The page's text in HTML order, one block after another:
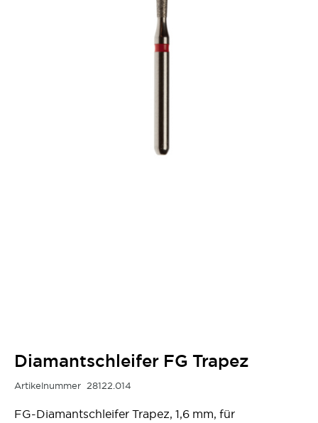
Diamantschleifer FG Trapez
Artikelnummer 28122.014
FG-Diamantschleifer Trapez, 1,6 mm, für